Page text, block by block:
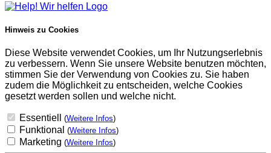
Hinweis zu Cookies
Diese Website verwendet Cookies, um Ihr Nutzungserlebnis
zu verbessern. Wenn Sie unsere Website benutzen möchten,
stimmen Sie der Verwendung von Cookies zu. Sie haben
zudem die Möglichkeit zu entscheiden, welche Cookies
gesetzt werden sollen und welche nicht.
Essentiell (Weitere Infos)
Funktional (Weitere Infos)
Marketing (Weitere Infos)